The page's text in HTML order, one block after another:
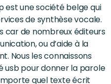
est une société belge qui
de synthèse vocale.
car de nombreux éditeurs
ou d’aide à la
Nous les connaissons
usb pour donner la parole
quel texte écrit